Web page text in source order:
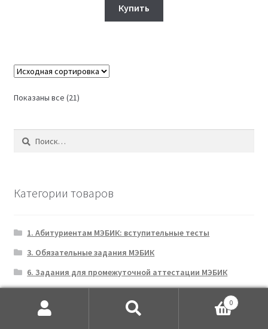
составляла
900₽.
Купить
Показаны все (21)
Найти:
Категории товаров
1. Абитуриентам МЭБИК: вступительные тесты
3. Обязательные задания МЭБИК
6. Задания для промежуточной аттестации МЭБИК
Web-дизайн
Адвокатура
0